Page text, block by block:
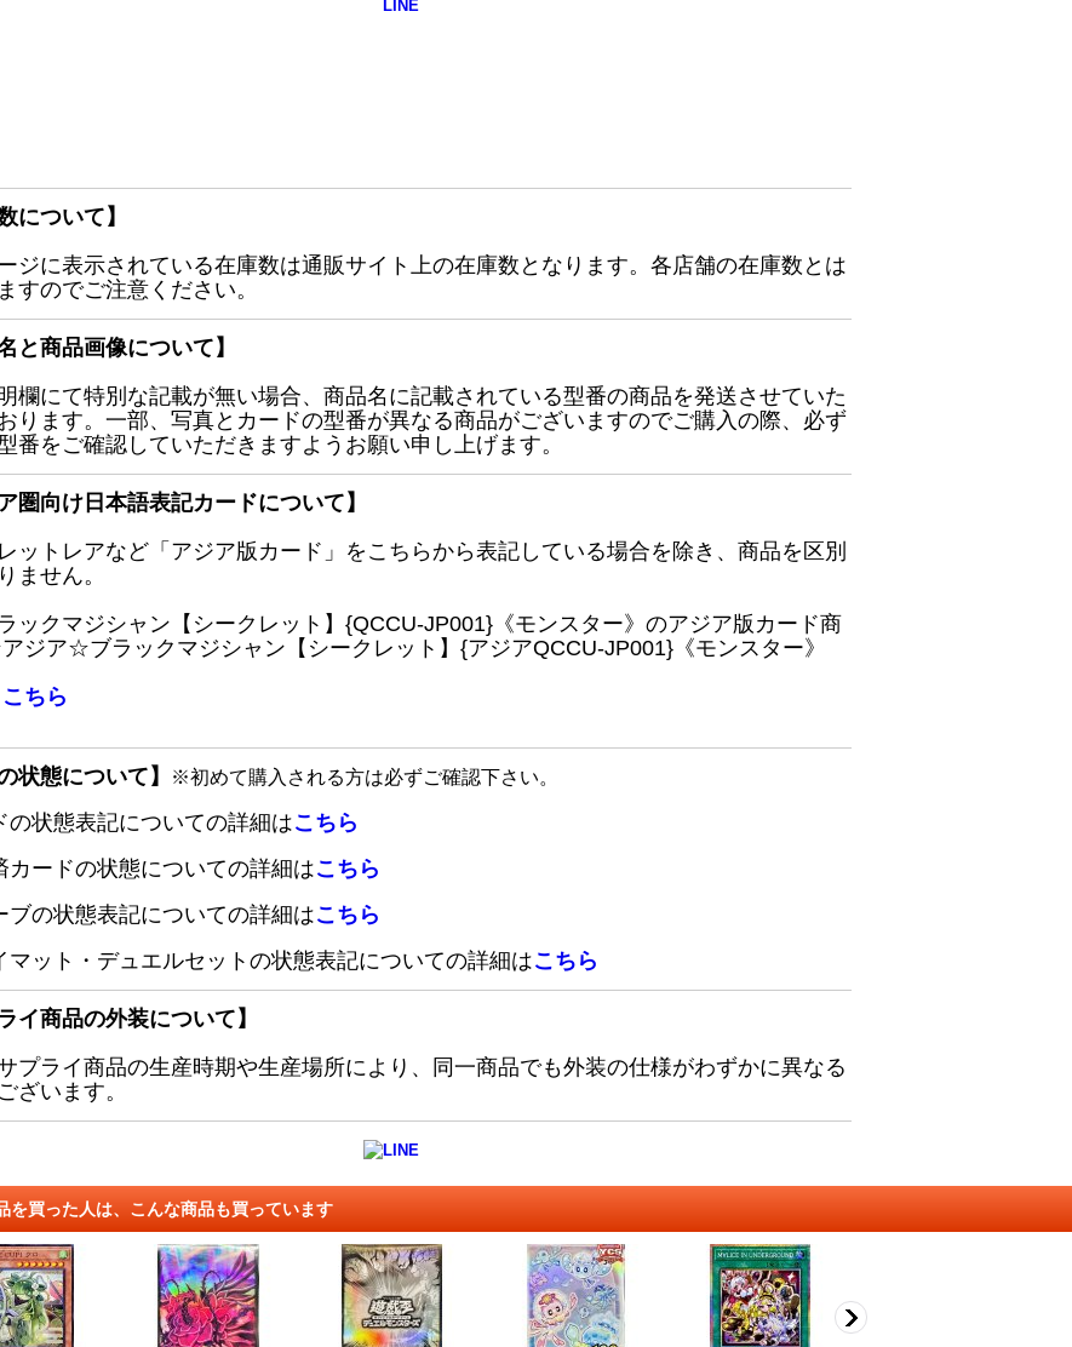
について】
ジに表示されている在庫数は通販サイト上の在庫数となります。各店舗の在庫数とは
すのでご注意ください。
と商品画像について】
欄にて特別な記載が無い場合、商品名に記載されている型番の商品を発送させていた
ります。一部、写真とカードの型番が異なる商品がございますのでご購入の際、必ず
番をご確認していただきますようお願い申し上げます。
圏向け日本語表記カードについて】
ットレアなど「アジア版カード」をこちらから表記している場合を除き、商品を区別
ません。
ックマジシャン【シークレット】{QCCU-JP001}《モンスター》のアジア版カード商
ジア☆ブラックマジシャン【シークレット】{アジアQCCU-JP001}《モンスター》
こちら
状態について】 ※初めて購入される方は必ずご確認下さい。
の状態表記についての詳細はこちら
カードの状態についての詳細はこちら
ブの状態表記についての詳細はこちら
マット・デュエルセットの状態表記についての詳細はこちら
イ商品の外装について】
プライ商品の生産時期や生産場所により、同一商品でも外装の仕様がわずかに異なる
ざいます。
を買った人は、こんな商品も買っています